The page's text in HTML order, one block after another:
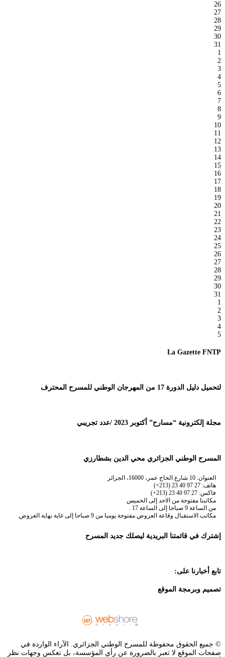
26
27
28
29
30
31
1
2
3
4
5
6
7
8
9
10
11
12
13
14
15
16
17
18
19
20
21
22
23
24
25
26
27
28
29
30
31
1
2
3
4
5
La Gazette FNTP
لتحميل دليل الدورة 17 من المهرجان الوطني للمسرح المحترف
مجلة إلكترونية “مسارح” أكتوبر 2023 /عدد تجريبي
المسرح الوطني الجزائري محي الدين بشطارزي
العنوان: 10 شارع الحاج عمر، 16000، الجزائر
هاتف: 27 97 40 23 (213+)
فاكس: 27 97 40 23 (213+)
مكاتبنا مفتوحة من الاحد إلى الخميس
من الساعة 9 صباحا إلى الساعة 17 .
مكاتب الاستقبال وقاعة العروض مفتوحة يوميا من 9 صباحا إلى غاية نهاية العروض.
إشترك في قائمتنا البريدية ليصلك جديد المسرح
تابع أخبارنا على:
تصميم وبرمجة الموقع
© جميع الحقوق محفوظة للمسرح الوطني الجزائري. الآراء الواردة في
صفحات الموقع لا تعبر بالضرورة عن رأي المؤسسة، بل تعكس وجهات نظر